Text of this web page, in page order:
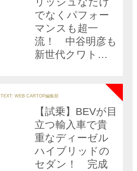
でなくパフォー
マンスも超一
流！ 中谷明彦も
新世代クワトロ
TEXT: WEB CARTOP編集部
【試乗】BEVが目
立つ輸入車で貴
重なディーゼル
ハイブリッドの
セダン！ 完成